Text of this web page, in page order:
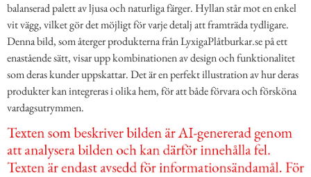
balanserad palett av ljusa och naturliga färger. Hyllan står mot en enkel
vit vägg, vilket gör det möjligt för varje detalj att framträda tydligare.
Denna bild, som återger produkterna från LyxigaPlåtburkar.se på ett
enastående sätt, visar upp kombinationen av design och funktionalitet
som deras kunder uppskattar. Det är en perfekt illustration av hur deras
produkter kan integreras i olika hem, för att både förvara och försköna
vardagsutrymmen.